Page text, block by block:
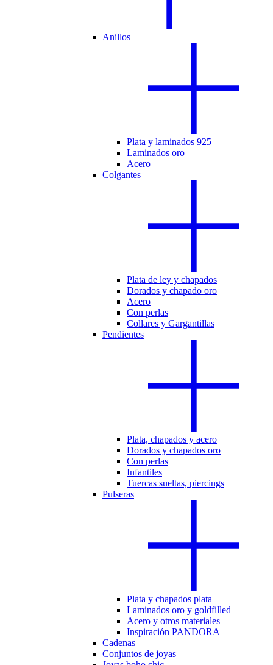
Anillos
Plata y laminados 925
Laminados oro
Acero
Colgantes
Plata de ley y chapados
Dorados y chapado oro
Acero
Con perlas
Collares y Gargantillas
Pendientes
Plata, chapados y acero
Dorados y chapados oro
Con perlas
Infantiles
Tuercas sueltas, piercings
Pulseras
Plata y chapados plata
Laminados oro y goldfilled
Acero y otros materiales
Inspiración PANDORA
Cadenas
Conjuntos de joyas